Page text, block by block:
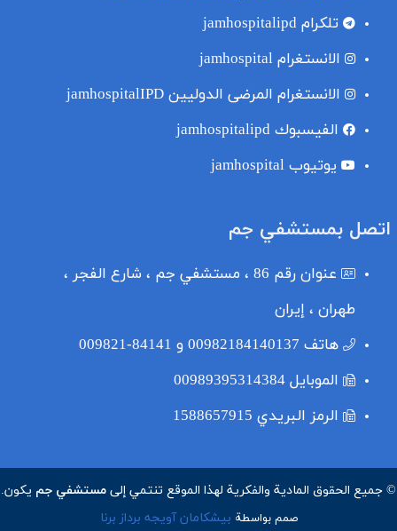
تلکرام jamhospitalipd
الانستغرام jamhospital
الانستغرام المرضى الدوليين jamhospitalIPD
الفيسبوك jamhospitalipd
یوتیوب jamhospital
اتصل بمستشفي جم
عنوان
رقم 86 ، مستشفي جم ، شارع الفجر ،
طهران ، إيران
هاتف
الموبایل 00989395314384
الرمز البريدي
© جميع الحقوق المادية والفكرية لهذا الموقع تنتمي إلى مستشفي جم يكون.
صمم بواسطة بیشکامان آویجه برداز برنا